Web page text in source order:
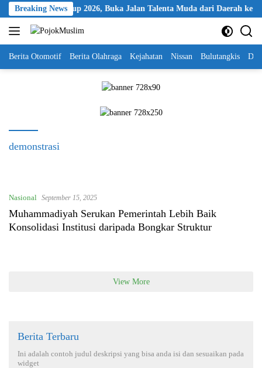
Skip
to
content
Breaking News
Kapolri Cup 2026, Buka Jalan Talenta Muda dari Daerah ke
Berita Otomotif Berita Olahraga Kejahatan Nissan Bulutangkis
demonstrasi
Nasional September 15, 2025
Muhammadiyah Serukan Pemerintah Lebih Baik
Konsolidasi Institusi daripada Bongkar Struktur
View More
Berita Terbaru
Ini adalah contoh judul deskripsi yang bisa anda isi dan sesuaikan pada
widget